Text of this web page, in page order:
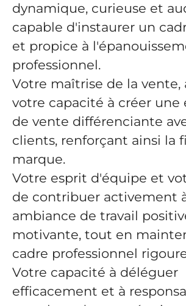
dynamique, curieuse et
capable d'instaurer un
et propice à
professionnel.
Votre maîtrise de la vente,
votre capacité à créer une
de vente différenciante
clients, renforçant ainsi la
marque.
Votre esprit d'équipe et
de contribuer activement
ambiance de travail
motivante, tout en
cadre professionnel
Votre capacité à déléguer
efficacement et à